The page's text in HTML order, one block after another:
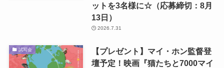
ットを3名様に☆（応募締切：8月
13日）
2026.7.31
試写会
【プレゼント】マイ・ホン監督登
壇予定！映画『猫たちと7000マイ